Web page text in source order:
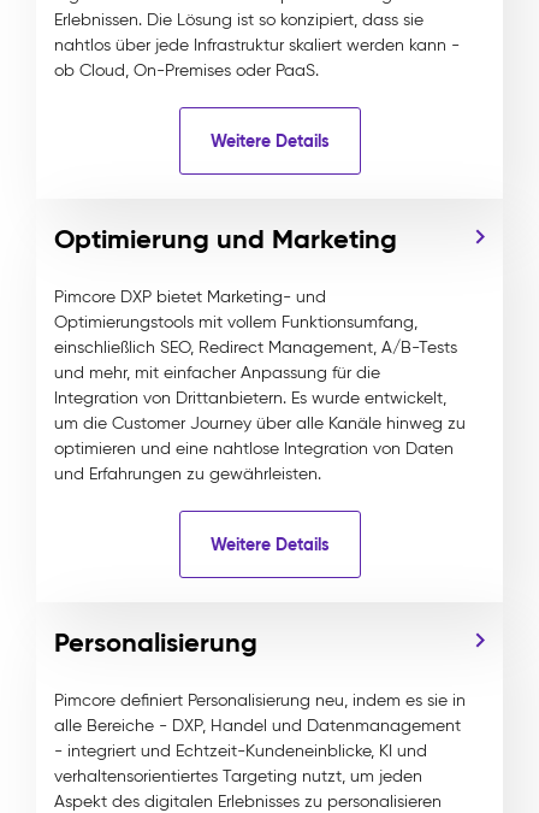
Erlebnissen. Die Lösung ist so konzipiert, dass sie
nahtlos über jede Infrastruktur skaliert werden kann -
ob Cloud, On-Premises oder PaaS.
Weitere Details
Optimierung und Marketing
Pimcore DXP bietet Marketing- und
Optimierungstools mit vollem Funktionsumfang,
einschließlich SEO, Redirect Management, A/B-Tests
und mehr, mit einfacher Anpassung für die
Integration von Drittanbietern. Es wurde entwickelt,
um die Customer Journey über alle Kanäle hinweg zu
optimieren und eine nahtlose Integration von Daten
und Erfahrungen zu gewährleisten.
Weitere Details
Personalisierung
Pimcore definiert Personalisierung neu, indem es sie in
alle Bereiche - DXP, Handel und Datenmanagement
- integriert und Echtzeit-Kundeneinblicke, KI und
verhaltensorientiertes Targeting nutzt, um jeden
Aspekt des digitalen Erlebnisses zu personalisieren